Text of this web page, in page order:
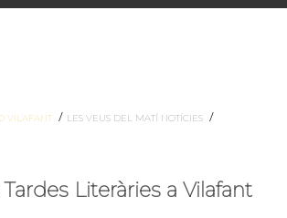
VILAFANT / LES VEUS DEL MATÍ NOTÍCIES /
Literàries a Vilafant